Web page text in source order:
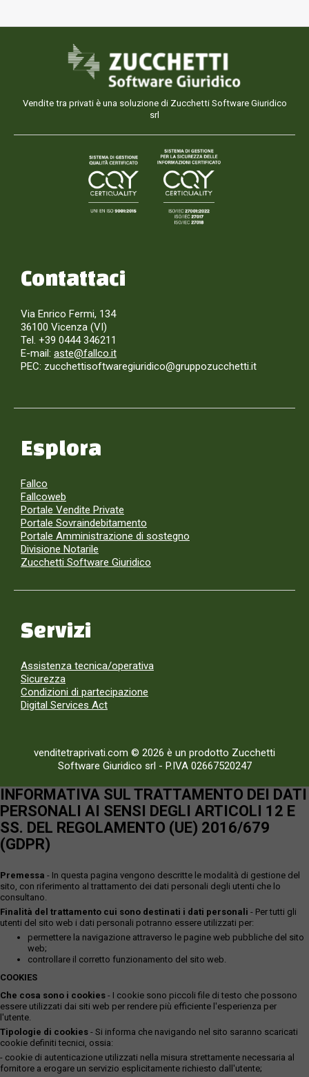
Vendite tra privati è una soluzione di Zucchetti Software Giuridico
srl
Contattaci
Via Enrico Fermi, 134
36100 Vicenza (VI)
Tel. +39 0444 346211
E-mail: aste@fallco.it
PEC: zucchettisoftwaregiuridico@gruppozucchetti.it
Esplora
Fallco
Fallcoweb
Portale Vendite Private
Portale Sovraindebitamento
Portale Amministrazione di sostegno
Divisione Notarile
Zucchetti Software Giuridico
Servizi
Assistenza tecnica/operativa
Sicurezza
Condizioni di partecipazione
Digital Services Act
venditetraprivati.com © 2026 è un prodotto Zucchetti
Software Giuridico srl - P.IVA 02667520247
INFORMATIVA SUL TRATTAMENTO DEI DATI
PERSONALI AI SENSI DEGLI ARTICOLI 12 E
SS. DEL REGOLAMENTO (UE) 2016/679
(GDPR)
Premessa - In questa pagina vengono descritte le modalità di gestione del
sito, con riferimento al trattamento dei dati personali degli utenti che lo
consultano.
Finalità del trattamento cui sono destinati i dati personali - Per tutti gli
utenti del sito web i dati personali potranno essere utilizzati per:
permettere la navigazione attraverso le pagine web pubbliche del sito
web;
controllare il corretto funzionamento del sito web.
COOKIES
Che cosa sono i cookies - I cookie sono piccoli file di testo che possono
essere utilizzati dai siti web per rendere più efficiente l'esperienza per
l'utente.
Tipologie di cookies - Si informa che navigando nel sito saranno scaricati
cookie definiti tecnici, ossia:
- cookie di autenticazione utilizzati nella misura strettamente necessaria al
fornitore a erogare un servizio esplicitamente richiesto dall'utente;